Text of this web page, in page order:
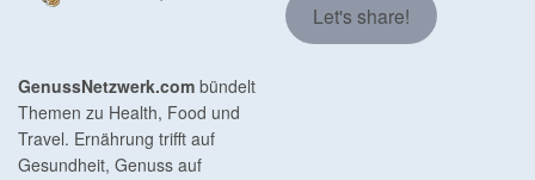
GenussNetzwerk.com bündelt
Themen zu Health, Food und
Travel. Ernährung trifft auf
Gesundheit, Genuss auf
Let's share!